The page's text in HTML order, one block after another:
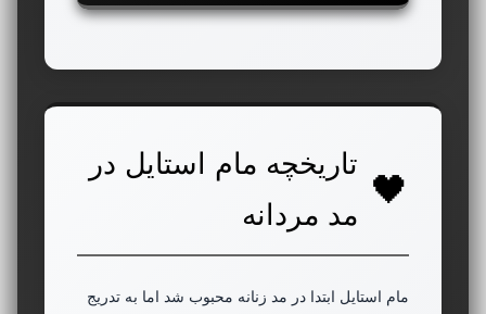
تاریخچه مام استایل در
مد مردانه
مام استایل ابتدا در مد زنانه محبوب شد اما به تدریج